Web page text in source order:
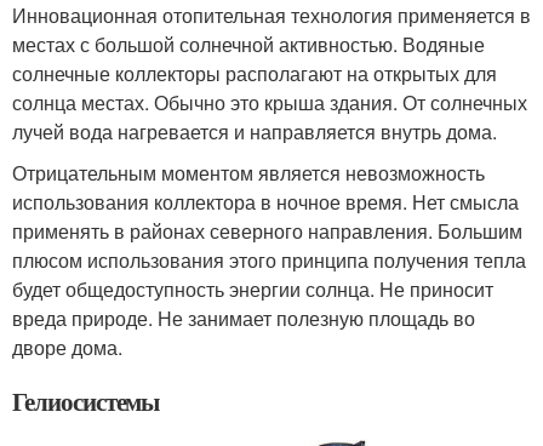
Инновационная отопительная технология применяется в
местах с большой солнечной активностью. Водяные
солнечные коллекторы располагают на открытых для
солнца местах. Обычно это крыша здания. От солнечных
лучей вода нагревается и направляется внутрь дома.
Отрицательным моментом является невозможность
использования коллектора в ночное время. Нет смысла
применять в районах северного направления. Большим
плюсом использования этого принципа получения тепла
будет общедоступность энергии солнца. Не приносит
вреда природе. Не занимает полезную площадь во
дворе дома.
Гелиосистемы